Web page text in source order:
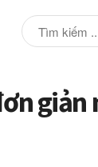
giản